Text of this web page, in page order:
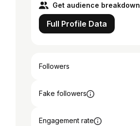
Get audience breakdown
Full Profile Data
Followers
Fake followers
Engagement rate